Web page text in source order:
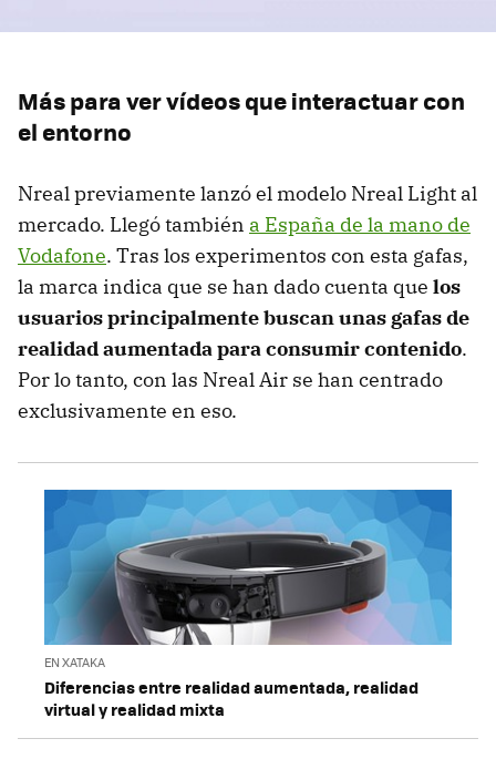
Más para ver vídeos que interactuar con
el entorno
Nreal previamente lanzó el modelo Nreal Light al
mercado. Llegó también a España de la mano de
Vodafone. Tras los experimentos con esta gafas,
la marca indica que se han dado cuenta que los
usuarios principalmente buscan unas gafas de
realidad aumentada para consumir contenido.
Por lo tanto, con las Nreal Air se han centrado
exclusivamente en eso.
EN XATAKA
Diferencias entre realidad aumentada, realidad
virtual y realidad mixta